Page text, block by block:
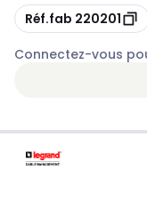
Copie
Réf.fab 220201
Connectez-vous